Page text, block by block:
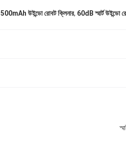
500mAh উইন্ডো রোবট ক্লিনার, 60dB স্মার্ট উইন্ডো